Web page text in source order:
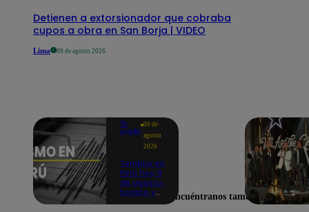
Detienen a extorsionador que cobraba
cupos a obra en San Borja | VIDEO
Lima 09 de agosto 2026
Te
ayudo
09 de
agosto
2026
Temblor en
Perú hoy, 9
de agosto:
horario y
Encuéntranos también en